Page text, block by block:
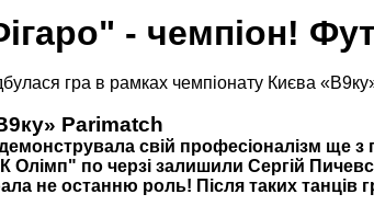
- чемпіон!
гра в рамках чемпіонату Києва
Parimatch
свій професіоналізм ще
Олімп" по черзі залишили Сергій
не останню роль! Після таких